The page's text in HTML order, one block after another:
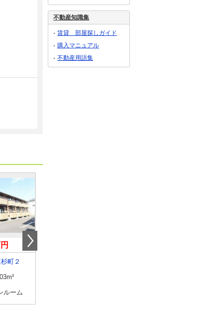
町２
ルーム
不動産知識集
賃貸 部屋探しガイド
購入マニュアル
不動産用語集